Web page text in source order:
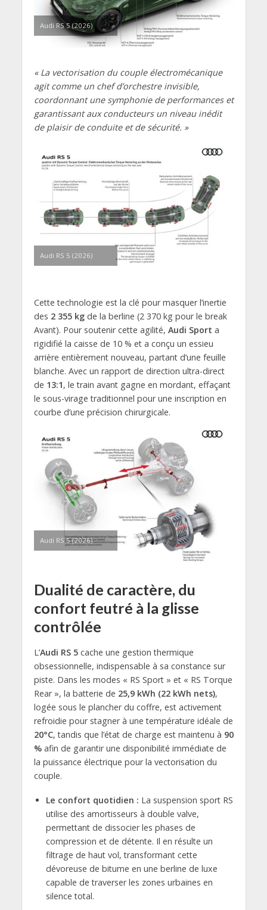
Audi RS 5 (2026)
« La vectorisation du couple électromécanique
agit comme un chef d’orchestre invisible,
coordonnant une symphonie de performances et
garantissant aux conducteurs un niveau inédit
de plaisir de conduite et de sécurité. »
Audi RS 5 (2026)
Cette technologie est la clé pour masquer l’inertie
des 2 355 kgde la berline (2 370 kg pour le break
Avant). Pour soutenir cette agilité, Audi Sport a
rigidifié la caisse de 10 % et a conçu un essieu
arrière entièrement nouveau, partant d’une feuille
blanche. Avec un rapport de direction ultra-direct
de 13:1, le train avant gagne en mordant, effaçant
le sous-virage traditionnel pour une inscription en
courbe d’une précision chirurgicale.
Audi RS 5 (2026)
Dualité de caractère, du
confort feutré à la glisse
contrôlée
L’Audi RS 5 cache une gestion thermique
obsessionnelle, indispensable à sa constance sur
piste. Dans les modes « RS Sport » et « RS Torque
Rear », la batterie de 25,9 kWh (22 kWh nets),
logée sous le plancher du coffre, est activement
refroidie pour stagner à une température idéale de
20°C, tandis que l’état de charge est maintenu à 90
%afin de garantir une disponibilité immédiate de
la puissance électrique pour la vectorisation du
couple.
Le confort quotidien : La suspension sport RS
utilise des amortisseurs à double valve,
permettant de dissocier les phases de
compression et de détente. Il en résulte un
filtrage de haut vol, transformant cette
dévoreuse de bitume en une berline de luxe
capable de traverser les zones urbaines en
silence total.